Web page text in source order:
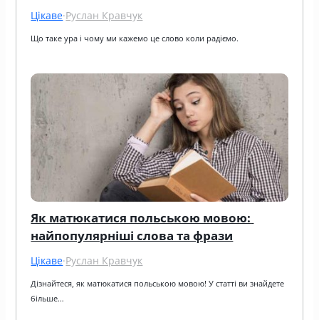
Цікаве·Руслан Кравчук
Що таке ура і чому ми кажемо це слово коли радіємо.
Як матюкатися польською мовою:
найпопулярніші слова та фрази
Цікаве·Руслан Кравчук
Дізнайтеся, як матюкатися польською мовою! У статті ви знайдете
більше…